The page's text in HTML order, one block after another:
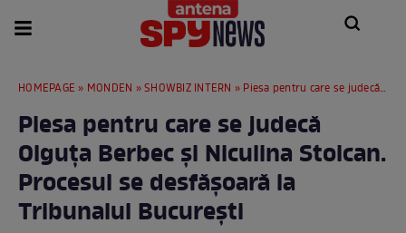
HOMEPAGE » MONDEN »SHOWBIZ INTERN » Piesa pentru care se judecă Olguța Berbec și Niculina Stoican. Procesul se desfășoară la Tribunalul București
Piesa pentru care se judecă
Olguța Berbec și Niculina Stoican.
Procesul se desfășoară la
Tribunalul București